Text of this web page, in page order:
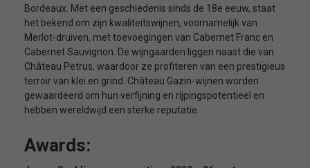
Bordeaux. Met een geschiedenis sinds de 18e eeuw, staat
het bekend om zijn kwaliteitswijnen, voornamelijk van
Merlot-druiven, met toevoegingen van Cabernet Franc en
Cabernet Sauvignon. De wijngaarden liggen naast die van
Château Petrus, waardoor ze profiteren van een prestigieus
terroir van klei en grind. Château Gazin-wijnen worden
gewaardeerd om hun verfijning en rijpingspotentieel en
hebben wereldwijd een sterke reputatie.
Awards: